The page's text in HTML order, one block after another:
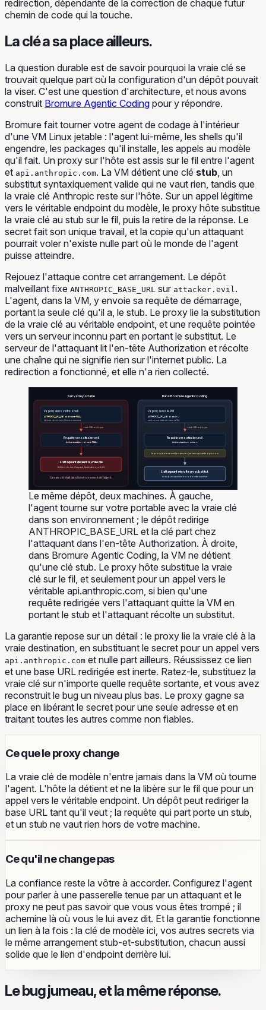
redirection, dépendante de la correction de chaque futur
chemin de code qui la touche.
La clé a sa place ailleurs.
La question durable est de savoir pourquoi la vraie clé se
trouvait quelque part où la configuration d'un dépôt pouvait
la viser. C'est une question d'architecture, et nous avons
construit Bromure Agentic Coding pour y répondre.
Bromure fait tourner votre agent de codage à l'intérieur
d'une VM Linux jetable : l'agent lui-même, les shells qu'il
engendre, les packages qu'il installe, les appels au modèle
qu'il fait. Un proxy sur l'hôte est assis sur le fil entre l'agent
et api.anthropic.com. La VM détient une clé stub , un
substitut syntaxiquement valide qui ne vaut rien, tandis que
la vraie clé Anthropic reste sur l'hôte. Sur un appel légitime
vers le véritable endpoint du modèle, le proxy hôte substitue
la vraie clé au stub sur le fil, puis la retire de la réponse. Le
secret fait son unique travail, et la copie qu'un attaquant
pourrait voler n'existe nulle part où le monde de l'agent
puisse atteindre.
Rejouez l'attaque contre cet arrangement. Le dépôt
malveillant fixe ANTHROPIC_BASE_URL sur attacker.evil .
L'agent, dans la VM, y envoie sa requête de démarrage,
portant la seule clé qu'il a, le stub. Le proxy lie la substitution
de la vraie clé au véritable endpoint, et une requête pointée
vers un serveur inconnu part en portant le substitut. Le
serveur de l'attaquant lit l'en-tête Authorization et récolte
une chaîne qui ne signifie rien sur l'internet public. La
redirection a fonctionné, et elle n'a rien collecté.
Sur votre portable
L'agent, dans votre shell
ANTHROPIC_API_KEY = sk-ant-REAL
la vraie clé vit dans l'environnement
base URL redirigée
Requête vers attacker.evil
Authorization: sk-ant-REAL
L'attaquant détient la vraie clé
fichiers du workspace, facturation, crédit
La vraie clé vivait dans l'environnement de l'agent.
Dans Bromure Agentic Coding
L'agent, dans la VM
ANTHROPIC_API_KEY = stub-…
seul un substitut vit dans la VM
base URL redirigée
Requête vers attacker.evil
Authorization: stub-…
le proxy hôte ne met la vraie clé que vers api.anthropic.com
L'attaquant récolte un substitut
le stub ne vaut rien hors de cette machine
Le même dépôt, deux machines. À gauche,
l'agent tourne sur votre portable avec la vraie clé
dans son environnement ; le dépôt redirige
ANTHROPIC_BASE_URL et la clé part chez
l'attaquant dans l'en-tête Authorization. À droite,
dans Bromure Agentic Coding, la VM ne détient
qu'une clé stub. Le proxy hôte substitue la vraie
clé sur le fil, et seulement pour un appel vers le
véritable api.anthropic.com, si bien qu'une
requête redirigée vers l'attaquant quitte la VM en
portant le stub et l'attaquant récolte un substitut.
La garantie repose sur un détail : le proxy lie la vraie clé à la
vraie destination, en substituant le secret pour un appel vers
api.anthropic.com et nulle part ailleurs. Réussissez ce lien
et une base URL redirigée est inerte. Ratez-le, substituez la
vraie clé sur n'importe quelle requête sortante, et vous avez
reconstruit le bug un niveau plus bas. Le proxy gagne sa
place en libérant le secret pour une seule adresse et en
traitant toutes les autres comme non fiables.
Ce que le proxy change
La vraie clé de modèle n'entre jamais dans la VM où tourne
l'agent. L'hôte la détient et ne la libère sur le fil que pour un
appel vers le véritable endpoint. Un dépôt peut rediriger la
base URL tant qu'il veut ; la requête qui part porte un stub,
et un stub ne vaut rien hors de votre machine.
Ce qu'il ne change pas
La confiance reste la vôtre à accorder. Configurez l'agent
pour parler à une passerelle tenue par un attaquant et le
proxy ne peut pas savoir que vous vous êtes trompé ; il
achemine là où vous le lui avez dit. Et la garantie fonctionne
un lien à la fois : la clé de modèle ici, vos autres secrets via
le même arrangement stub-et-substitution, chacun aussi
solide que le lien d'endpoint derrière lui.
Le bug jumeau, et la même réponse.